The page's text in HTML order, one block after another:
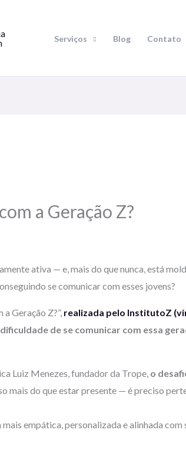
Serviços Blog Contato
a Geração Z?
ativa — e, mais do que nunca, está
se comunicar com esses jovens?
Geração Z?”, realizada pelo InstitutoZ
de se comunicar com essa
Luiz Menezes, fundador da Trope, o
mais do que estar presente — é preciso
empática, personalizada e alinhada com